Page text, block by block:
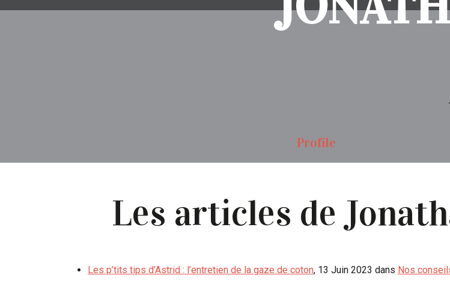
Profile
Les articles de
Les p’tits tips d’Astrid : l’entretien de la gaze de coton, 13 Juin 2023 dans Nos